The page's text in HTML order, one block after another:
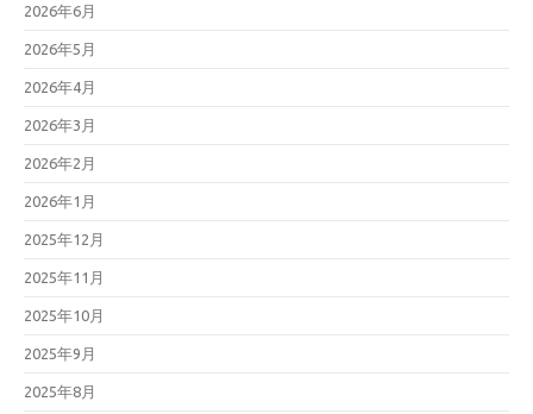
2026年6月
2026年5月
2026年4月
2026年3月
2026年2月
2026年1月
2025年12月
2025年11月
2025年10月
2025年9月
2025年8月